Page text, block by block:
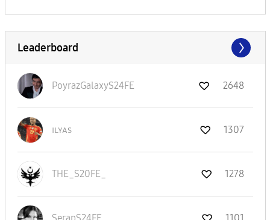
Leaderboard
PoyrazGalaxyS24FE 2648
ɪʟʏᴀs 1307
THE_S20FE_ 1278
SerapS24FE 1101